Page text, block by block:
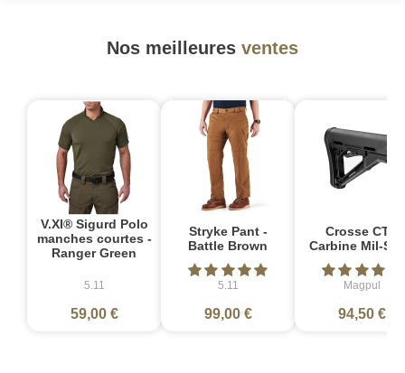
Nos meilleures ventes
V.XI® Sigurd Polo
manches courtes -
Ranger Green
5.11
59,00 €
Stryke Pant -
Battle Brown
5.11
99,00 €
Crosse CTR
Carbine Mil-
Magpul
94,50 €